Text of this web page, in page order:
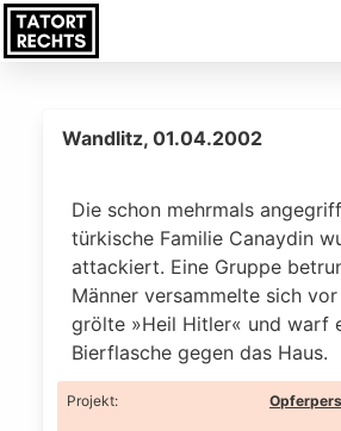
Wandlitz, 01.04.2002
Die schon mehrmals
türkische Familie Canaydin
attackiert. Eine Gruppe
Männer versammelte sich
grölte »Heil Hitler« und warf
Bierflasche gegen das Haus.
Projekt: